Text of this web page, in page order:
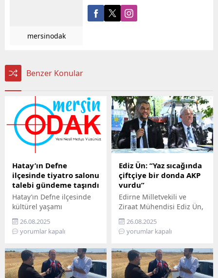
mersinodak
Benzer Konular
Hatay’ın Defne
ilçesinde tiyatro salonu
talebi gündeme taşındı
Hatay’ın Defne ilçesinde
kültürel yaşamı
canlandırmak isteyen
sanatçılar, ilçeye bir
tiyatro salonu kurulması
yılından bu yana
sahnelerde eserler
sergileyen Epik Sanat
26.08.2025
yorumlar kapalı
Ediz Ün: “Yaz sıcağında
çiftçiye bir donda AKP
vurdu”
Edirne Milletvekili ve
Ziraat Mühendisi Ediz Ün,
kabine toplantısı sonrası
Cumhurbaşkanı
Erdoğan’ın açıkladığı zirai
sözlerle eleştirdi. Ün, “Yaz
sıcağında çiftçiye bir
donda AKP vurdu” dedi.
26.08.2025
yorumlar kapalı